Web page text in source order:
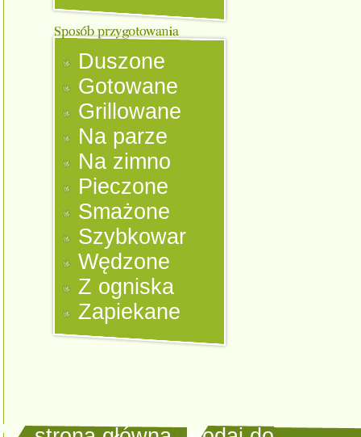
Duszone
Gotowane
Grillowane
Na parze
Na zimno
Pieczone
Smażone
Szybkowar
Wędzone
Z ogniska
Zapiekane